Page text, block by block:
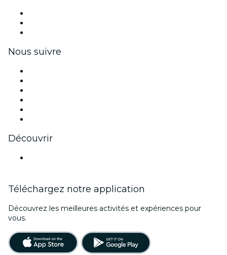
Nous suivre
Découvrir
Téléchargez notre application
Découvrez les meilleures activités et expériences pour
vous.